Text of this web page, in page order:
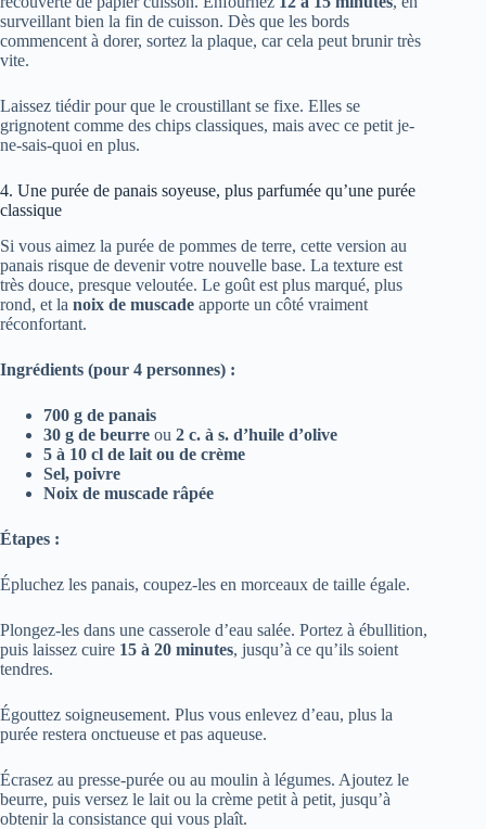
surveillant bien la fin de cuisson. Dès que les bords
commencent à dorer, sortez la plaque, car cela peut brunir très
vite.
Laissez tiédir pour que le croustillant se fixe. Elles se
grignotent comme des chips classiques, mais avec ce petit je-
ne-sais-quoi en plus.
4. Une purée de panais soyeuse, plus parfumée qu’une purée
classique
Si vous aimez la purée de pommes de terre, cette version au
panais risque de devenir votre nouvelle base. La texture est
très douce, presque veloutée. Le goût est plus marqué, plus
rond, et la noix de muscade apporte un côté vraiment
réconfortant.
Ingrédients (pour 4 personnes) :
700 g de panais
30 g de beurre ou 2 c. à s. d’huile d’olive
5 à 10 cl de lait ou de crème
Sel, poivre
Noix de muscade râpée
Étapes :
Épluchez les panais, coupez-les en morceaux de taille égale.
Plongez-les dans une casserole d’eau salée. Portez à ébullition,
puis laissez cuire 15 à 20 minutes, jusqu’à ce qu’ils soient
tendres.
Égouttez soigneusement. Plus vous enlevez d’eau, plus la
purée restera onctueuse et pas aqueuse.
Écrasez au presse-purée ou au moulin à légumes. Ajoutez le
beurre, puis versez le lait ou la crème petit à petit, jusqu’à
obtenir la consistance qui vous plaît.